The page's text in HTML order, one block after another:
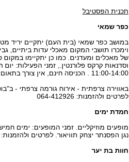
תכנית הפסטיבל
כפר שמאי
במושב כפר שמאי (בית העם) יתקיים יריד
וימכרו תושבי המקום מאכלי עדות ביתיים,
של מאכלים ומעדנים. כמו כן יתקיימו
11:00-14:00 . הכניסה חינם, אין צורך בתאום מראש
באווירה צרפתית - אירוח גורמה צרפתי -
לפרטים ולהזמנות: 064-412926
חמדת ימים
נגן הפסנתר יצחק תוויאור. לפרטים ולהזמנות: 04-6989085
חוות בת יער